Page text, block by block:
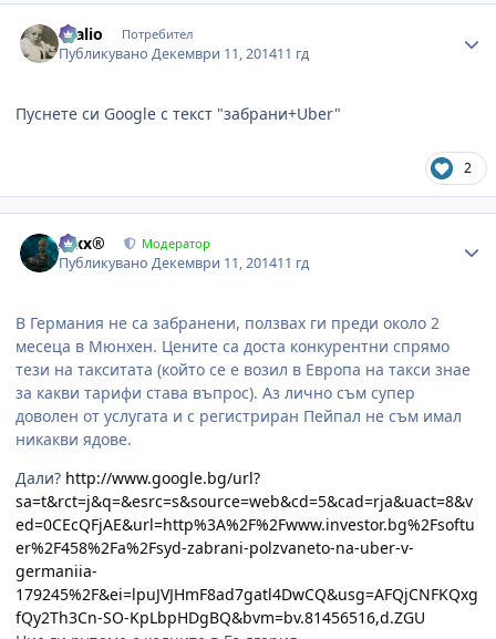
cvalio Потребител
ПубликуваноДекември 11, 201411 гд
Пуснете си Google с текст "забрани+Uber"
2
Alxx® Модератор
ПубликуваноДекември 11, 201411 гд
В Германия не са забранени, ползвах ги преди около 2
месеца в Мюнхен. Цените са доста конкурентни спрямо
тези на такситата (който се е возил в Европа на такси знае
за какви тарифи става въпрос). Аз лично съм супер
доволен от услугата и с регистриран Пейпал не съм имал
никакви ядове.
Дали? http://www.google.bg/url?
sa=t&rct=j&q=&esrc=s&source=web&cd=5&cad=rja&uact=8&v
ed=0CEcQFjAE&url=http%3A%2F%2Fwww.investor.bg%2Fsoftu
er%2F458%2Fa%2Fsyd-zabrani-polzvaneto-na-uber-v-
germaniia-
179245%2F&ei=lpuJVJHmF8ad7gatl4DwCQ&usg=AFQjCNFKQxg
fQy2Th3Cn-SO-KpLbpHDgBQ&bvm=bv.81456516,d.ZGU